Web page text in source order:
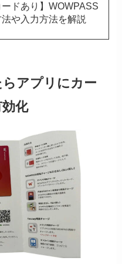
ードあり】WOWPASS
や入力方法を解説
アプリにカー
効化